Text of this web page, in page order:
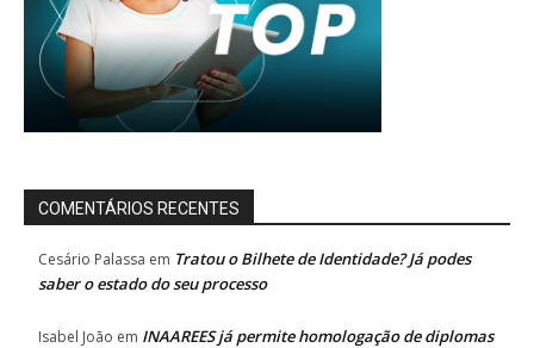
COMENTÁRIOS RECENTES
Cesário Palassa em Tratou o Bilhete de Identidade? Já podes
saber o estado do seu processo
Isabel João em INAAREES já permite homologação de diplomas